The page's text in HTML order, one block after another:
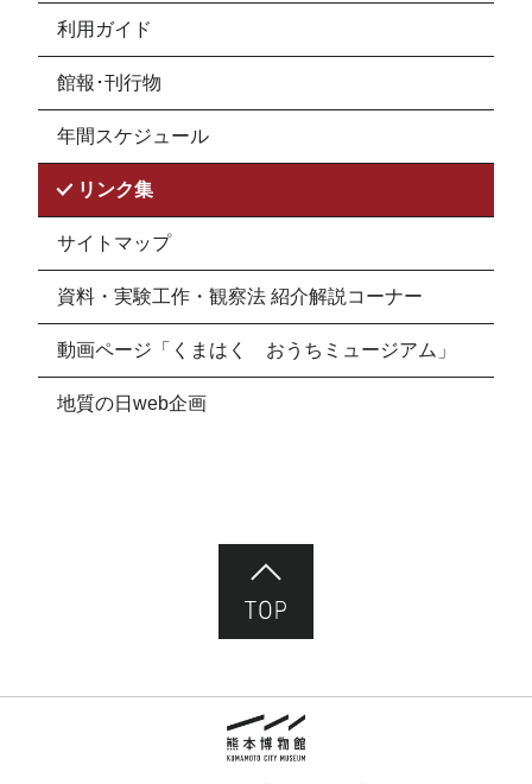
利用ガイド
館報･刊行物
年間スケジュール
リンク集
サイトマップ
資料・実験工作・観察法 紹介解説コーナー
動画ページ「くまはく おうちミュージアム」
地質の日web企画